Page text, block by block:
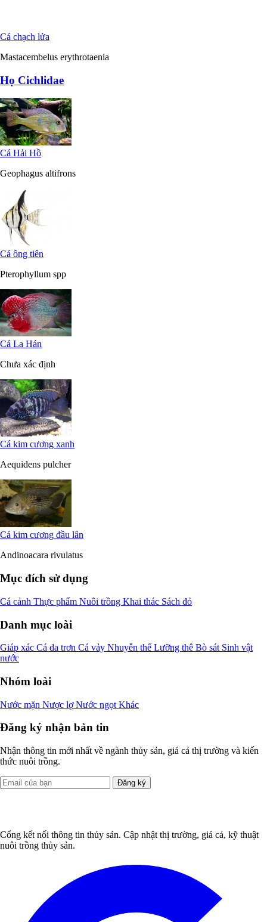
Cá chạch lửa
Mastacembelus erythrotaenia
Họ Cichlidae
Cá Hải Hồ
Geophagus altifrons
Cá ông tiên
Pterophyllum spp
Cá La Hán
Chưa xác định
Cá kim cương xanh
Aequidens pulcher
Cá kim cương đầu lân
Andinoacara rivulatus
Mục đích sử dụng
Cá cảnh Thực phẩm Nuôi trồng Khai thác Sách đỏ
Danh mục loài
Giáp xác Cá da trơn Cá vảy Nhuyễn thể Lưỡng thê Bò sát Sinh vật
nước
Nhóm loài
Nước mặn Nược lợNước ngọt Khác
Đăng ký nhận bản tin
Nhận thông tin mới nhất về ngành thủy sản, giá cả thị trường và kiến
thức nuôi trồng.
Đăng ký
Cổng kết nối thông tin thủy sản. Cập nhật thị trường, giá cả, kỹ thuật
nuôi trồng thủy sản.